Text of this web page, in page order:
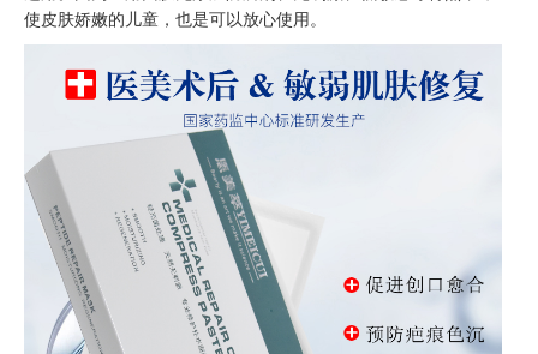
使皮肤娇嫩的儿童，也是可以放心使用。